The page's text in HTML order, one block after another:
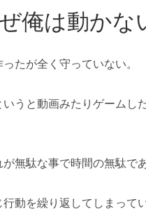
俺は動かな
たが全く守っていない。
うと動画みたりゲームし
無駄な事で時間の無駄で
動を繰り返してしまってい